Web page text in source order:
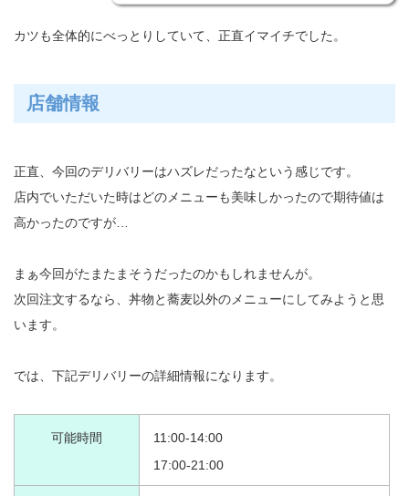
カツも全体的にべっとりしていて、正直イマイチでした。
店舗情報
正直、今回のデリバリーはハズレだったなという感じです。
店内でいただいた時はどのメニューも美味しかったので期待値は
高かったのですが…
まぁ今回がたまたまそうだったのかもしれませんが。
次回注文するなら、丼物と蕎麦以外のメニューにしてみようと思
います。
では、下記デリバリーの詳細情報になります。
可能時間
11:00-14:00
17:00-21:00